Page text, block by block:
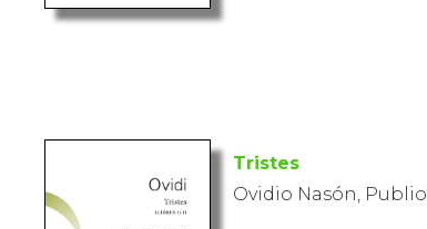
Tristes
Ovidio Nasón, Publio